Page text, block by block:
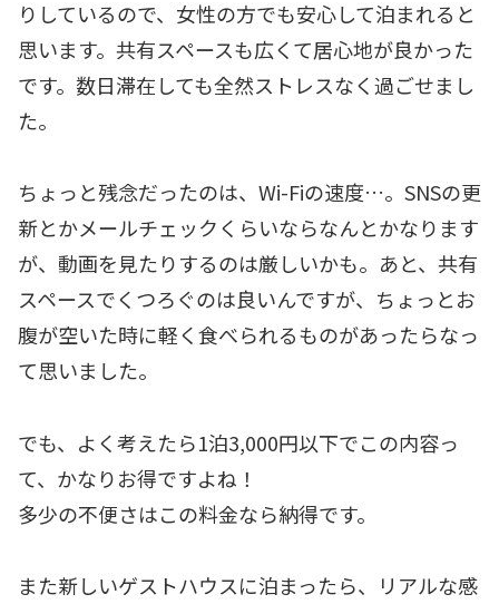
りしているので、女性の方でも安心して泊まれると
思います。共有スペースも広くて居心地が良かった
です。数日滞在しても全然ストレスなく過ごせまし
た。
ちょっと残念だったのは、Wi-Fiの速度…。SNSの更
新とかメールチェックくらいならなんとかなります
が、動画を見たりするのは厳しいかも。あと、共有
スペースでくつろぐのは良いんですが、ちょっとお
腹が空いた時に軽く食べられるものがあったらなっ
て思いました。
でも、よく考えたら1泊3,000円以下でこの内容っ
て、かなりお得ですよね！
多少の不便さはこの料金なら納得です。
また新しいゲストハウスに泊まったら、リアルな感